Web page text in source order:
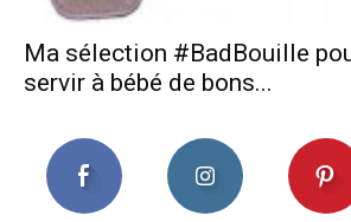
Ma sélection #BadBouille
servir à bébé de bons...